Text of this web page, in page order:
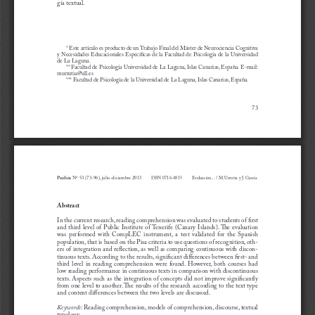
73
gía textual.
* Este artículo es producto de un Trabajo Final del Máster de Neurociencia Cognitiva
y Necesidades Educacionales Específicas de la Facultad de Psicología de la Universidad
de La Laguna.
** Facultad de Psicología Universidad de La Laguna, Islas Canarias, España. E-mail:
murrutia@ull.es
*** Facultad de Psicología de la Universidad de La Laguna, Islas Canarias, España.
Abstract
In the current research, reading comprehension was evaluated to students of first
and third level of Public Institute of Tenerife (Canary Islands). The evaluation
was  performed  with  CompLEC  instrument,  a  test  validated  for  the  Spanish
population, that is based on the Pisa criteria to use questions of recognition, oth
ers of integration and reflection, as well as comparing continuous with discon-
tinuous texts. According to the results, significant differences between first- and
third  level  in  reading  comprehension  were  found.  However,  both  courses  had
low reading performance in continuous texts in comparison with discontinuous
texts. Aspects such as the integration of concepts did not improve significantly
from one level to another. The results of the research according to the text type
and content differences between the two levels are discussed.
Keywords: Reading comprehension, models of comprehension, discourse, textual
typology.
Paideia Nº 53 (73-96), julio-diciembre 2013 ISSN 0716-4815 Evaluación... / M. Urrutia y J. García